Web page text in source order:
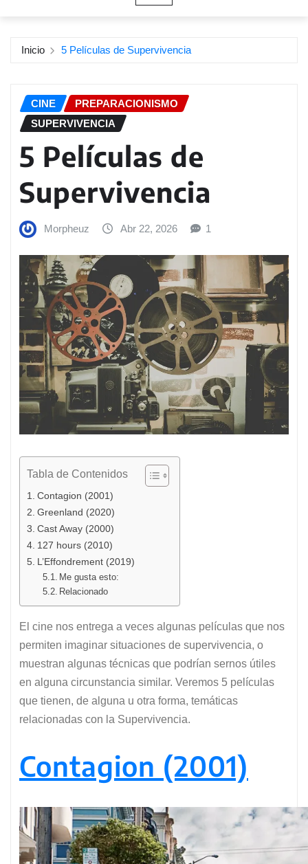
Inicio 5 Películas de Supervivencia
CINE
PREPARACIONISMO
SUPERVIVENCIA
5 Películas de
Supervivencia
Morpheuz Abr 22, 2026 1
Tabla de Contenidos
Contagion (2001)
Greenland (2020)
Cast Away (2000)
127 hours (2010)
L’Effondrement (2019)
Me gusta esto:
Relacionado
El cine nos entrega a veces algunas películas que nos
permiten imaginar situaciones de supervivencia, o
muestran algunas técnicas que podrían sernos útiles
en alguna circunstancia similar. Veremos 5 películas
que tienen, de alguna u otra forma, temáticas
relacionadas con la Supervivencia.
Contagion (2001)